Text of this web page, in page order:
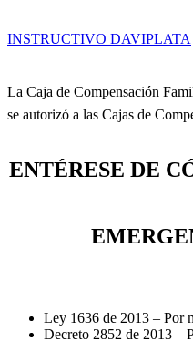
INSTRUCTIVO DAVIPLATA
La Caja de Compensación
se autorizó a las Cajas de
ENTÉRESE DE
Ley 1636 de 2013 – Por
Decreto 2852 de 2013 –